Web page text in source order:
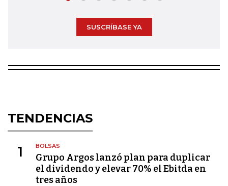
SUSCRÍBASE YA
TENDENCIAS
1 BOLSAS
Grupo Argos lanzó plan para duplicar
el dividendo y elevar 70% el Ebitda en
tres años